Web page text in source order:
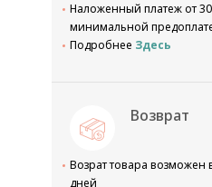
Наложенный платеж от
минимальной
Подробнее Здесь
Возврат
Возрат товара возможен
дней